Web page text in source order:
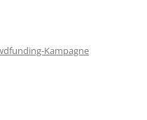
Kampagne